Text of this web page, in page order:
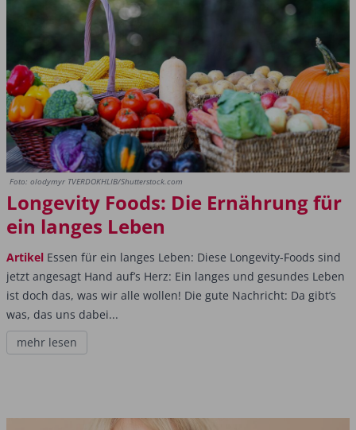
Foto: olodymyr TVERDOKHLIB/Shutterstock.com
Longevity Foods: Die Ernährung für
ein langes Leben
Artikel Essen für ein langes Leben: Diese Longevity-Foods sind
jetzt angesagt Hand auf’s Herz: Ein langes und gesundes Leben
ist doch das, was wir alle wollen! Die gute Nachricht: Da gibt’s
was, das uns dabei...
mehr lesen